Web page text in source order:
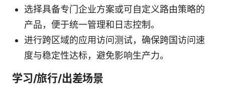
选择具备专门企业方案或可自定义路由策略的
产品，便于统一管理和日志控制。
进行跨区域的应用访问测试，确保跨国访问速
度与稳定性达标，避免影响生产力。
学习/旅行/出差场景